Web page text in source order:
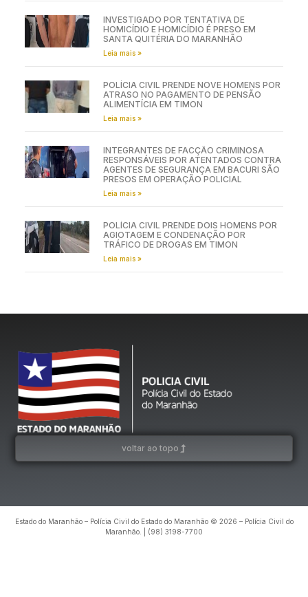
INVESTIGADO POR TENTATIVA DE
HOMICÍDIO E HOMICÍDIO É PRESO EM
SANTA QUITÉRIA DO MARANHÃO
Leia mais »
POLÍCIA CIVIL PRENDE NOVE HOMENS POR
ATRASO NO PAGAMENTO DE PENSÃO
ALIMENTÍCIA EM TIMON
Leia mais »
INTEGRANTES DE FACÇÃO CRIMINOSA
RESPONSÁVEIS POR ATENTADOS CONTRA
AGENTES DE SEGURANÇA EM BACURI SÃO
PRESOS EM OPERAÇÃO POLICIAL
Leia mais »
POLÍCIA CIVIL PRENDE DOIS HOMENS POR
AGIOTAGEM E CONDENAÇÃO POR
TRÁFICO DE DROGAS EM TIMON
Leia mais »
voltar ao topo
Estado do Maranhão – Polícia Civil do Estado do Maranhão © 2026 – Polícia Civil do
Maranhão. | (98) 3198-7700